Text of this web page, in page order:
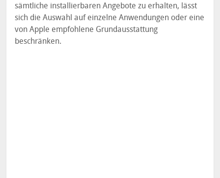
sämtliche installierbaren Angebote zu erhalten, lässt
sich die Auswahl auf einzelne Anwendungen oder eine
von Apple empfohlene Grundausstattung
beschränken.